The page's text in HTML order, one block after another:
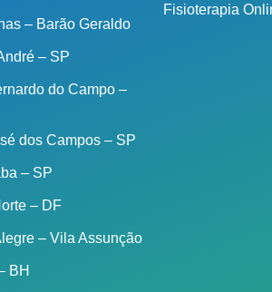
– Barão Geraldo
– SP
do Campo –
dos Campos – SP
– SP
– DF
– Vila Assunção
BH
Fisioterapia